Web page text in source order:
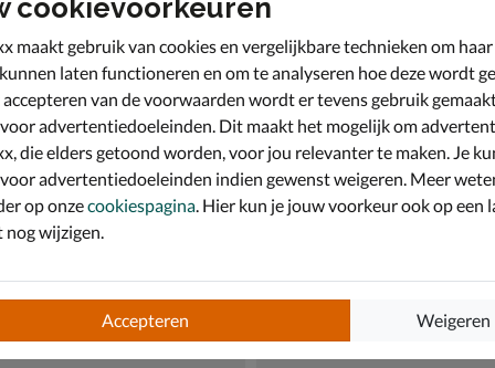
cookievoorkeuren
maakt gebruik van cookies en vergelijkbare technieken om
laten functioneren en om te analyseren hoe deze wordt
van de voorwaarden wordt er tevens gebruik
advertentiedoeleinden. Dit maakt het mogelijk om
die elders getoond worden, voor jou relevanter te maken. Je
advertentiedoeleinden indien gewenst weigeren. Meer
op onzecookiespagina . Hier kun je jouw voorkeur ook op een
wijzigen.
Accepteren Weigeren